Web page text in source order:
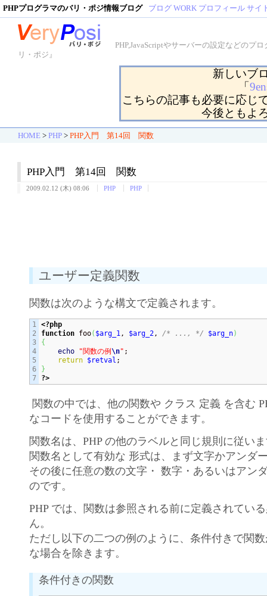
PHPプログラマのバリ・ポジ情報ブログ ブログ WORK プロフィール サイ
PHP,JavaScriptやサーバーの設定などのプ
リ・ポジ』
新しいブ
「
こちらの記事も必要に応じ
今後ともよ
HOME > PHP > PHP入門 第14回 関数
PHP入門 第14回 関数
2009.02.12 (木) 08:06 PHP PHP
ユーザー定義関数
関数は次のような構文で定義されます。
1
2
3
4
5
6
<?php
function foo( $arg_1, $arg_2, /* ..., */ $arg_n)
{
echo
"関数の例\n" ;
return $retval
}
?>
関数の中では、他の関数や クラス 定義 を含む
なコードを使用することができます。
関数名は、PHP の他のラベルと同じ規則に従い
関数名として有効な 形式は、まず文字かアンダ
その後に任意の数の文字・ 数字・あるいはアン
のです。
PHP では、関数は参照される前に定義されてい
ん。
ただし以下の二つの例のように、条件付きで関
な場合を除きます。
条件付きの関数